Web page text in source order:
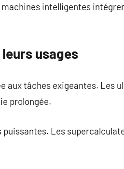
intelligentes
usages
aux tâches exigeantes. Les
prolongée.
Les